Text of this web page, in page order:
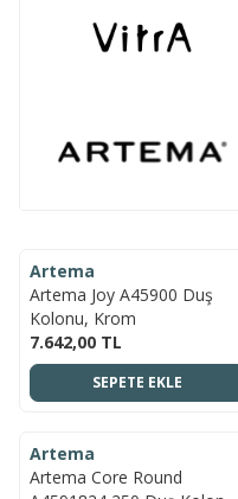
YENI
Artema
Artema Joy A45900 Duş
Kolonu, Krom
7.642,00 TL
SEPETE EKLE
YENI
ÜCRETSIZ KARGO
Artema
Artema Core Round